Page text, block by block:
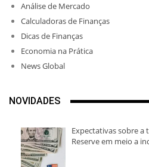
Análise de Mercado
Calculadoras de Finanças
Dicas de Finanças
Economia na Prática
News Global
NOVIDADES
Expectativas sobre a
Reserve em meio a